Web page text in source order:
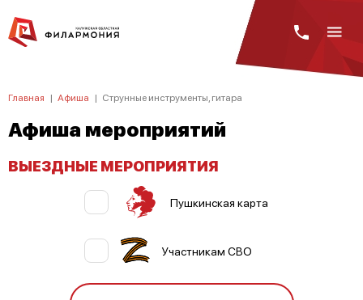
Главная | Афиша | Струнные инструменты, гитара
Афиша мероприятий
ВЫЕЗДНЫЕ МЕРОПРИЯТИЯ
Пушкинская карта
Участникам СВО